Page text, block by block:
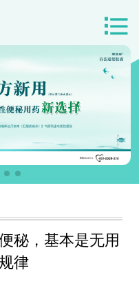
秘，基本是无用
律